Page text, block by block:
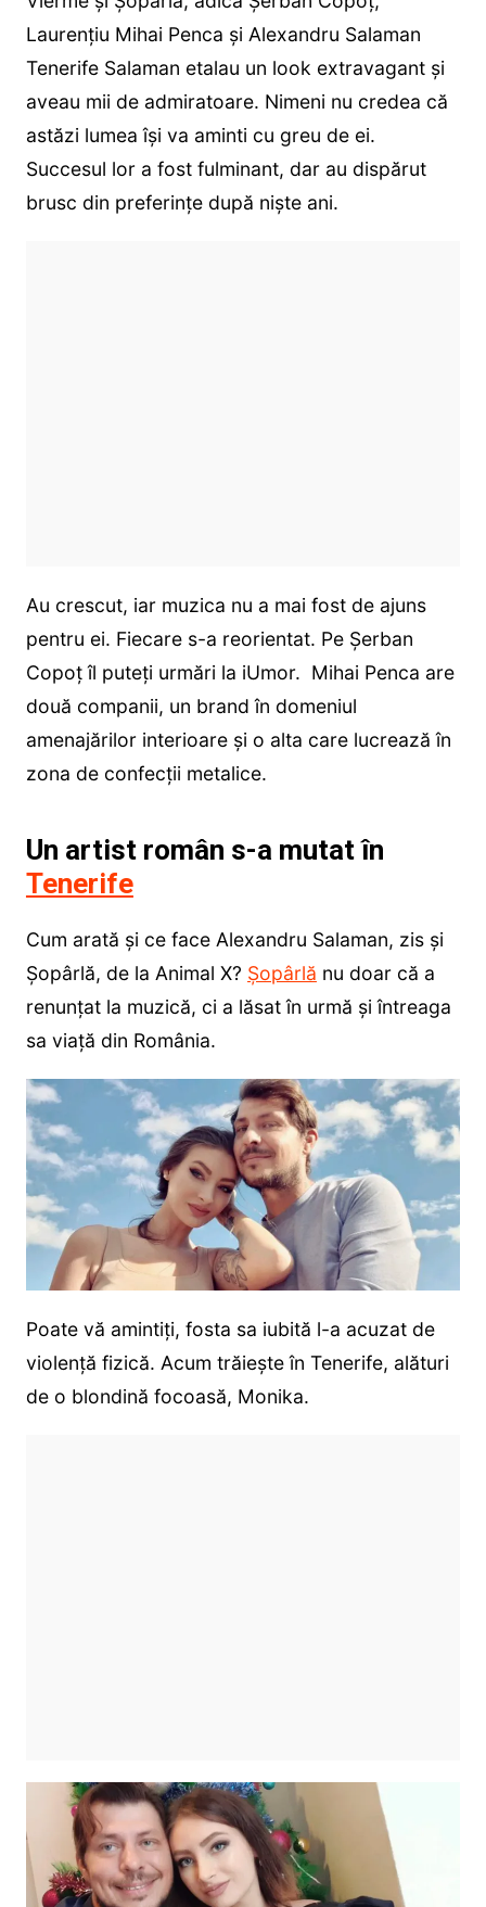
Laurențiu Mihai Penca și Alexandru Salaman
Tenerife Salaman etalau un look extravagant și
aveau mii de admiratoare. Nimeni nu credea că
astăzi lumea își va aminti cu greu de ei.
Succesul lor a fost fulminant, dar au dispărut
brusc din preferințe după niște ani.
Au crescut, iar muzica nu a mai fost de ajuns
pentru ei. Fiecare s-a reorientat. Pe Șerban
Copoț îl puteți urmări la iUmor. Mihai Penca are
două companii, un brand în domeniul
amenajărilor interioare și o alta care lucrează în
zona de confecții metalice.
Un artist român s-a mutat în
Tenerife
Cum arată și ce face Alexandru Salaman, zis și
Șopârlă, de la Animal X? Șopârlă nu doar că a
renunțat la muzică, ci a lăsat în urmă și întreaga
sa viață din România.
Poate vă amintiți, fosta sa iubită l-a acuzat de
violență fizică. Acum trăiește în Tenerife, alături
de o blondină focoasă, Monika.